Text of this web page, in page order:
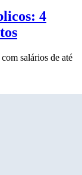
4
salários de até